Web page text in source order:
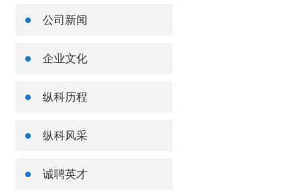
公司新闻
企业文化
纵科历程
纵科风采
诚聘英才